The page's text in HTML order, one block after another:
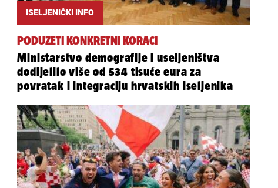
ISELJENIČKI INFO
PODUZETI KONKRETNI KORACI
Ministarstvo demografije i useljeništva
dodijelilo više od 534 tisuće eura za
povratak i integraciju hrvatskih iseljenika